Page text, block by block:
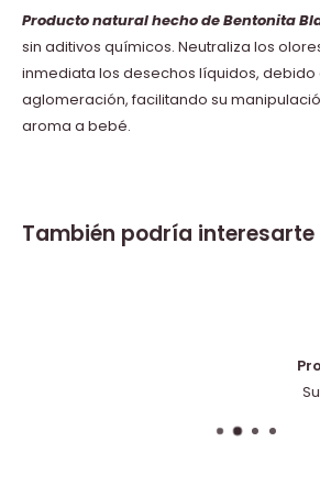
Producto natural hecho de Bentonita
sin aditivos químicos. Neutraliza los
inmediata los desechos líquidos,
aglomeración, facilitando su
aroma a bebé.
También podría interesarte
Promociones y
Suscribete y